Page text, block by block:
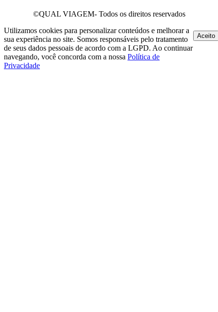
©QUAL VIAGEM- Todos os direitos reservados
Utilizamos cookies para personalizar conteúdos e melhorar a
sua experiência no site. Somos responsáveis pelo tratamento
de seus dados pessoais de acordo com a LGPD. Ao continuar
navegando, você concorda com a nossa Política de
Privacidade
Aceito